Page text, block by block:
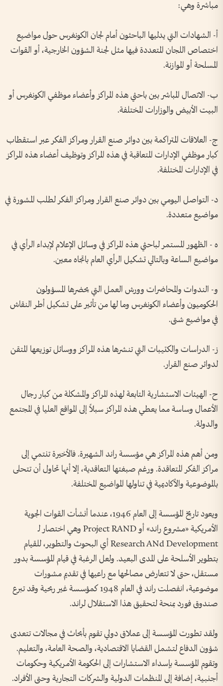
مباشرة وهي:
أ- الشهادات التي يدليها الباحثون أمام لجان الكونغرس حول مواضيع
اختصاص اللجان المتعددة فيها مثل لجنة الشؤون الخارجية، أو القوات
المسلحة أو الموازنة.
ب- الاتصال المباشر بين باحثي هذه المراكز وأعضاء موظفي الكونغرس أو
البيت الأبيض والوزارات المختلفة.
ج- العلاقات المتراكمة بين دوائر صنع القرار ومراكز الفكر عبر استقطاب
كبار موظفي الإدارات المتعاقبة في هذه المراكز وتوظيف أعضاء هذه المراكز
في الإدارات المختلفة.
د- التواصل اليومي بين دوائر صنع القرار ومراكز الفكر لطلب المشورة في
مواضيع متعددة.
ه - الظهور المستمر لباحثي هذه المراكز في وسائل الإعلام لإبداء الرأي في
مواضيع الساعة وبالتالي تشكيل الرأي العام باتجاه معين.
و- الندوات والمحاضرات وورش العمل التي يحضرها المسؤولون
الحكوميون وأعضاء الكونغرس وما لها من تأثير على تشكيل أطر النقاش
في مواضيع شتى.
ز- الدراسات والكتيبات التي تنشرها هذه المراكز ووسائل توزيعها المتقن
لدوائر صنع القرار.
ح- الهيئات الاستشارية التابعة لهذه المراكز والمشكلة من كبار رجال
الأعمال وساسة مما يعطي هذه المراكز سبلاً إلى المواقع العليا في المجتمع
والدولة.
ومن أهم هذه المراكز هي مؤسسة راند الشهيرة. فالأخيرة تنتمي إلى
مراكز الفكر المتعاقدة. ورغم صبغتها التعاقدية، إلا أنها تحاول أن تتحلى
بالموضوعية والأكاديمية في تناولها المواضيع المختلفة.
ويعود تاريخ المؤسسة إلى العام 1946، عندما أنشأت القوات الجوية
الأمريكية «مشروع راند» أو Project RAND وهي اختصار لـ
Research ANd Development أي البحوث والتطوير، للقيام
بتطوير الأسلحة على المدى البعيد. ولعل الرغبة في قيام المؤسسة بدور
مستقل، حتى لا تتعارض مصالحها مع راعيها في تقديم مشورات
موضوعية، انفصلت راند في العام 1948 كمؤسسة غير ربحية وقد تبرع
صندوق فورد بمنحة لتحقيق هذا الاستقلال لراند.
ولقد تطورت المؤسسة إلى عملاق دولي تقوم بأبحاث في مجالات تتعدى
شؤون الدفاع لتشمل القضايا الاقتصادية، والصحة العامة، والتعليم.
وتقوم المؤسسة بإسداء الاستشارات إلى الحكومة الأمريكية وحكومات
أجنبية، إضافة إلى المنظمات الدولية والشركات التجارية وحتى الأفراد.